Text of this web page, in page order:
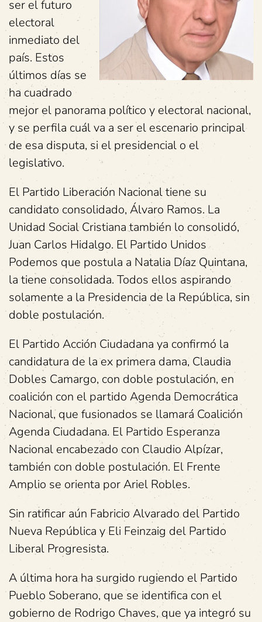
ser el futuro
electoral
inmediato del
país. Estos
últimos días se
ha cuadrado
mejor el panorama político y electoral nacional,
y se perfila cuál va a ser el escenario principal
de esa disputa, si el presidencial o el
legislativo.
El Partido Liberación Nacional tiene su
candidato consolidado, Álvaro Ramos. La
Unidad Social Cristiana también lo consolidó,
Juan Carlos Hidalgo. El Partido Unidos
Podemos que postula a Natalia Díaz Quintana,
la tiene consolidada. Todos ellos aspirando
solamente a la Presidencia de la República, sin
doble postulación.
El Partido Acción Ciudadana ya confirmó la
candidatura de la ex primera dama, Claudia
Dobles Camargo, con doble postulación, en
coalición con el partido Agenda Democrática
Nacional, que fusionados se llamará Coalición
Agenda Ciudadana. El Partido Esperanza
Nacional encabezado con Claudio Alpízar,
también con doble postulación. El Frente
Amplio se orienta por Ariel Robles.
Sin ratificar aún Fabricio Alvarado del Partido
Nueva República y Eli Feinzaig del Partido
Liberal Progresista.
A última hora ha surgido rugiendo el Partido
Pueblo Soberano, que se identifica con el
gobierno de Rodrigo Chaves, que ya integró su